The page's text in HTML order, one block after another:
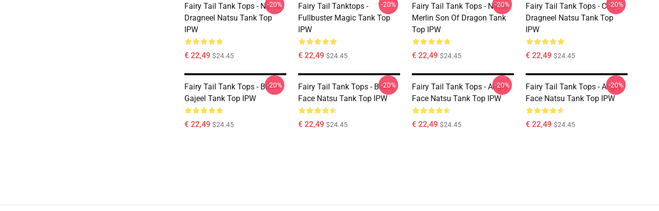
Fairy Tail Tank Tops - Natsu
Dragneel Natsu Tank Top
IPW
€ 22,49 $24.45
-20%
Fairy Tail Tanktops -
Fullbuster Magic Tank Top
IPW
€ 22,49 $24.45
-20%
Fairy Tail Tank Tops - Natsu
Merlin Son Of Dragon Tank
Top IPW
€ 22,49 $24.45
-20%
Fairy Tail Tank Tops - Cool
Dragneel Natsu Tank Top
IPW
€ 22,49 $24.45
-20%
Fairy Tail Tank Tops - Black
Gajeel Tank Top IPW
€ 22,49 $24.45
-20%
Fairy Tail Tank Tops - Black
Face Natsu Tank Top IPW
€ 22,49 $24.45
-20%
Fairy Tail Tank Tops - Angry
Face Natsu Tank Top IPW
€ 22,49 $24.45
-20%
Fairy Tail Tank Tops - Angry
Face Natsu Tank Top IPW
€ 22,49 $24.45
-20%